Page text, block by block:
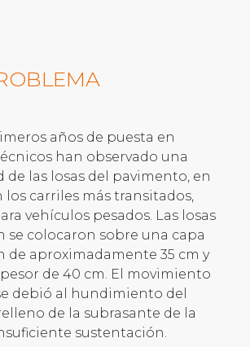
años de puesta en
han observado una
de las losas del pavimento, en
carriles más transitados,
vehículos pesados. Las losas
se colocaron sobre una capa
de aproximadamente 35 cm y
de 40 cm. El movimiento
debió al hundimiento del
de la subrasante de la
sustentación.